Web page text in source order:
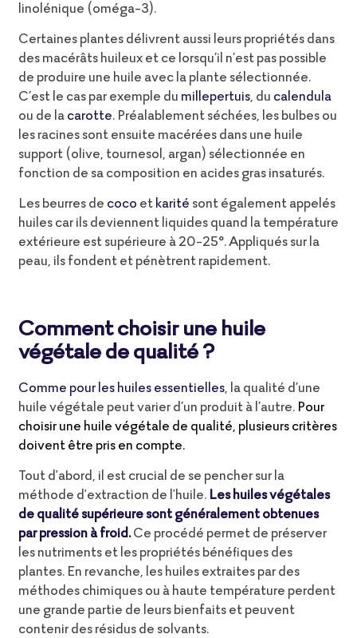
linolénique (oméga-3).
Certaines plantes délivrent aussi leurs propriétés dans
des macérâts huileux et ce lorsqu’il n’est pas possible
de produire une huile avec la plante sélectionnée.
C’est le cas par exemple du millepertuis, du calendula
ou de lacarotte. Préalablement séchées, les bulbes ou
les racines sont ensuite macérées dans une huile
support (olive, tournesol, argan) sélectionnée en
fonction de sa composition en acides gras insaturés.
Les beurres de coco etkarité sont également appelés
huiles car ils deviennent liquides quand la température
extérieure est supérieure à 20-25°. Appliqués sur la
peau, ils fondent et pénètrent rapidement.
Comment choisir une huile
végétale de qualité ?
Comme pour les huiles essentielles, la qualité d’une
huile végétale peut varier d’un produit à l’autre.Pour
choisir une huile végétale de qualité, plusieurs critères
doivent être pris en compte.
Tout d'abord, il est crucial de se pencher sur la
méthode d'extraction de l'huile. Les huiles végétales
de qualité supérieure sont généralement obtenues
par pression à froid.Ce procédé permet de préserver
les nutriments et les propriétés bénéfiques des
plantes. En revanche, les huiles extraites par des
méthodes chimiques ou à haute température perdent
une grande partie de leurs bienfaits et peuvent
contenir des résidus de solvants.